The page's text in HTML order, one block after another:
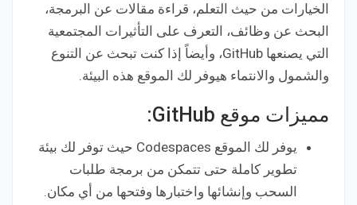
الخيارات من حيث التعلم، قراءة مقالات عن البرمجة،
البحث عن وظائف، التعرف على التأثيرات المجتمعية
التي يصنعها GitHub، وأيضاً إذا كنت تبحث عن التنوع
والشمول والانتماء هيوفر لك الموقع هذه البيئة.
مميزات موقع GitHub:
يوفر لك الموقع Codespaces حيث توفر لك بيئة
تطوير كاملة حتى تتمكن من برمجة طلبات
السحب وإنشائها واختبارها وفتحها من أي مكان.